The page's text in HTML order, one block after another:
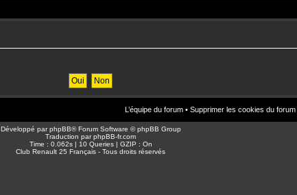
L’équipe du forum • Supprimer les cookies du forum
Développé parphpBB® Forum Software © phpBB Group
Traduction parphpBB-fr.com
Time : 0.062s | 10 Queries | GZIP : On
Club Renault 25 Français - Tous droits réservés